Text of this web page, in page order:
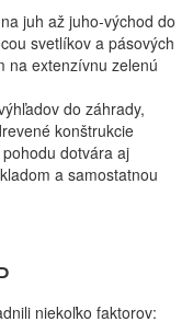
juh až juho-východ do
svetlíkov a pásových
na extenzívnu zelenú
do záhrady,
konštrukcie
dotvára aj
a samostatnou
niekoľko faktorov: